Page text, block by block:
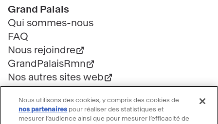
Pied
de
page
Grand Palais
Qui sommes-nous
FAQ
Nous rejoindre
GrandPalaisRmn
Nos autres sites web
Mécénat
Presse
Nous utilisons des cookies, y compris des cookies de
nos partenaires pour réaliser des statistiques et
mesurer l’audience ainsi que pour mesurer l’efficacité de